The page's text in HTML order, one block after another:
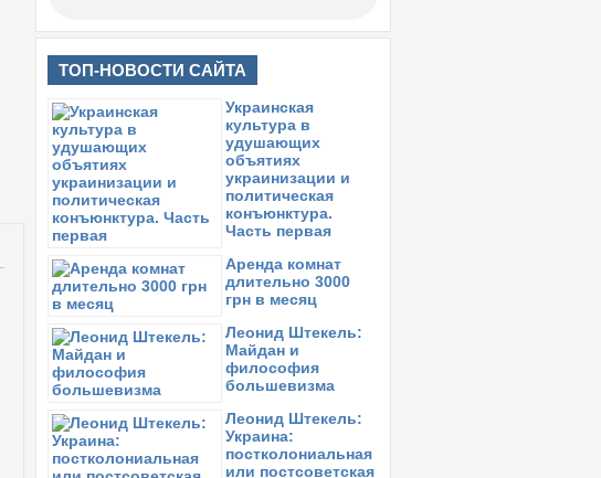
ТОП-НОВОСТИ САЙТА
Украинская
культура в
удушающих
объятиях
украинизации и
политическая
конъюнктура.
Часть первая
Аренда комнат
длительно 3000
грн в месяц
Леонид Штекель:
Майдан и
философия
большевизма
Леонид Штекель:
Украина:
постколониальная
или постсоветская